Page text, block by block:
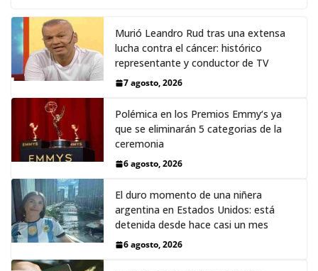
Murió Leandro Rud tras una extensa
lucha contra el cáncer: histórico
representante y conductor de TV
7 agosto, 2026
Polémica en los Premios Emmy‘s ya
que se eliminarán 5 categorias de la
ceremonia
6 agosto, 2026
El duro momento de una niñera
argentina en Estados Unidos: está
detenida desde hace casi un mes
6 agosto, 2026